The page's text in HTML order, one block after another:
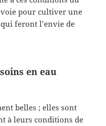
pour cultiver une
feront l’envie de
en eau
belles ; elles sont
à leurs conditions de